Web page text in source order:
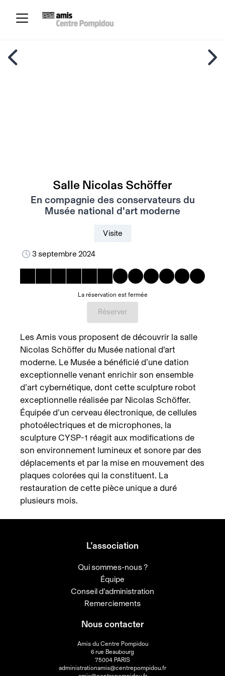
Salle Nicolas Schöffer
En compagnie des conservateurs du
Musée national d'art moderne
Visite
3 septembre 2024
La réservation est fermée
Réserver
Les Amis vous proposent de découvrir la salle
Nicolas Schöffer du Musée national d'art
moderne. Le Musée a bénéficié d’une dation
exceptionnelle venant enrichir son ensemble
d’art cybernétique, dont cette sculpture robot
exceptionnelle réalisée par Nicolas Schöffer.
Équipée d’un cerveau électronique, de cellules
photoélectriques et de microphones, la
sculpture CYSP-1 réagit aux modifications de
son environnement lumineux et sonore par des
déplacements et par la mise en mouvement des
plaques colorées qui la constituent. La
restauration de cette pièce unique a duré
plusieurs mois.
L’association
Qui sommes-nous ?
Équipe
Conseil d’administration
Remerciements
Nous contacter
Amis du Centre Pompidou
6 rue Beaubourg
75004 PARIS
administrationamis@centrepompidou.fr